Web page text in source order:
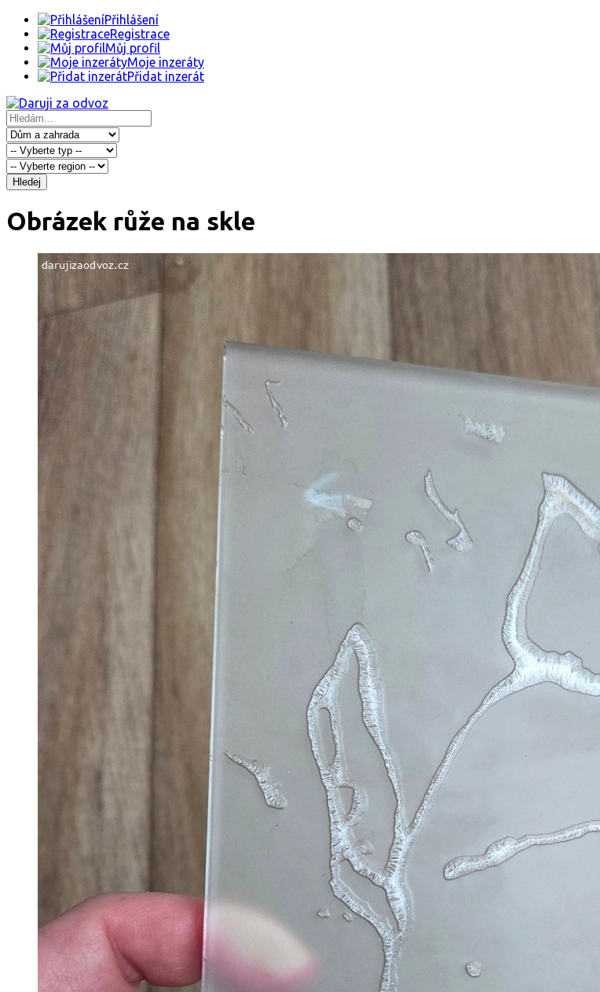
Přihlášení
Registrace
Můj profil
Moje inzeráty
Přidat inzerát
Hledej
Obrázek růže na skle